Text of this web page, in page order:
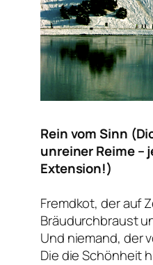
Rein vom Sinn
unreiner Reime –
Extension!)
Fremdkot, der auf
Bräudurchbraust
Und niemand, der
Die die Schönheit